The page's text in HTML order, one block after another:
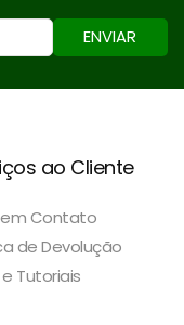
ENVIAR
ao Cliente
em Contato
de Devolução
Tutoriais